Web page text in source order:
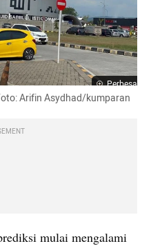
Perbesar
Arifin Asydhad/kumparan
mulai mengalami